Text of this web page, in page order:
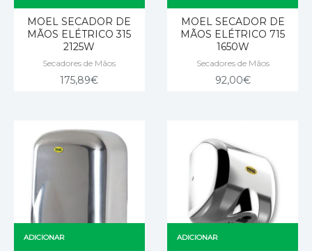
MOEL SECADOR DE
MÃOS ELÉTRICO 315
2125W
Secadores de Mãos
175,89€
MOEL SECADOR DE
MÃOS ELÉTRICO 715
1650W
Secadores de Mãos
92,00€
ADICIONAR ADICIONAR